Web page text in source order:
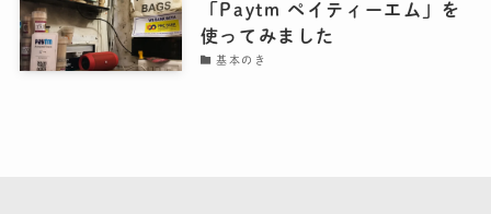
「Paytm ペイティーエム」を
使ってみました
基本のき